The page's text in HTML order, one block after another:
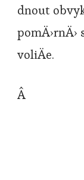
dnout
pomÄ›rnÄ›
voliÄe.
Â